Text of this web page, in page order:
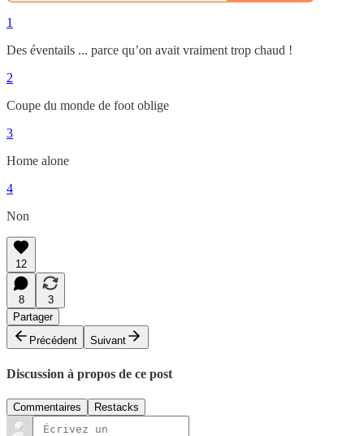
1
Des éventails ... parce qu’on avait vraiment trop chaud !
2
Coupe du monde de foot oblige
3
Home alone
4
Non
12
8
3
Partager
Précédent
Suivant
Discussion à propos de ce post
Commentaires Restacks